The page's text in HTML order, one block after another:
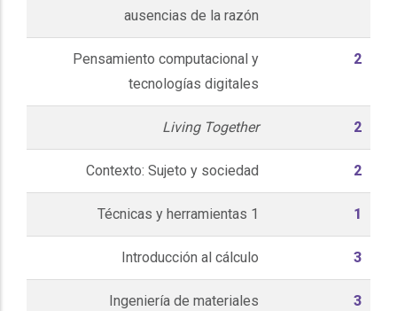
ausencias de la razón
Pensamiento computacional y
tecnologías digitales
2
Living Together 2
Contexto: Sujeto y sociedad 2
Técnicas y herramientas 1 1
Introducción al cálculo 3
Ingeniería de materiales 3